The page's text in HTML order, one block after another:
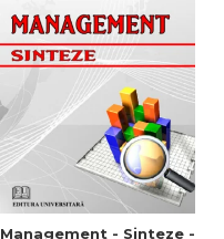
Management - Sinteze -